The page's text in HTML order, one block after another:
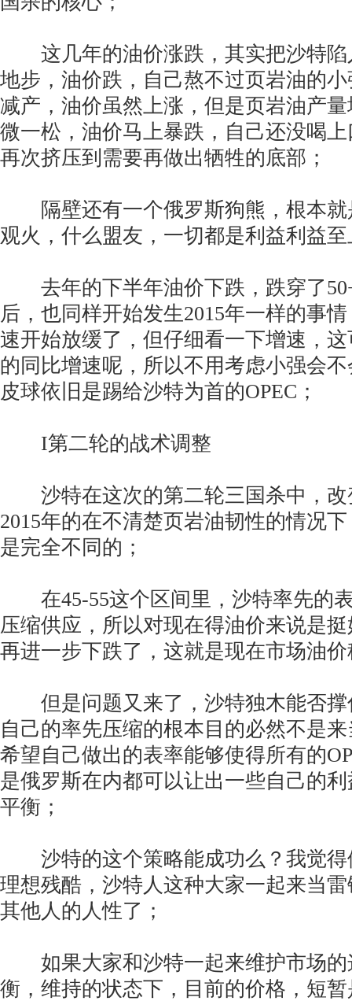
这几年的油价涨跌，其实把沙特陷
地步，油价跌，自己熬不过页岩油的
减产，油价虽然上涨，但是页岩油产
微一松，油价马上暴跌，自己还没喝
再次挤压到需要再做出牺牲的底部；
隔壁还有一个俄罗斯狗熊，根本就
观火，什么盟友，一切都是利益利益
去年的下半年油价下跌，跌穿了
后，也同样开始发生2015年一样的事
速开始放缓了，但仔细看一下增速，
的同比增速呢，所以不用考虑小强会
皮球依旧是踢给沙特为首的OPEC；
I第二轮的战术调整
沙特在这次的第二轮三国杀中，改
2015年的在不清楚页岩油韧性的情况
是完全不同的；
在45-55这个区间里，沙特率先的
压缩供应，所以对现在得油价来说是
再进一步下跌了，这就是现在市场油
但是问题又来了，沙特独木能否撑
自己的率先压缩的根本目的必然不是
希望自己做出的表率能够使得所有的
是俄罗斯在内都可以让出一些自己的
平衡；
沙特的这个策略能成功么？我觉得
理想残酷，沙特人这种大家一起来当
其他人的人性了；
如果大家和沙特一起来维护市场的
衡，维持的状态下，目前的价格，短